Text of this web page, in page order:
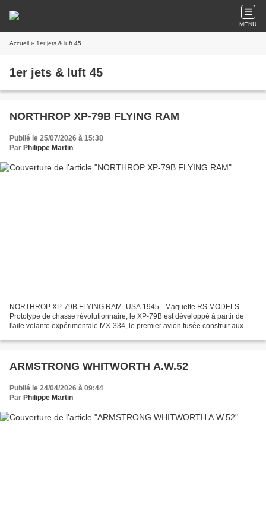
MENU
Accueil » 1er jets & luft 45
1er jets & luft 45
NORTHROP XP-79B FLYING RAM
Publié le 25/07/2026 à 15:38
Par Philippe Martin
NORTHROP XP-79B FLYING RAM- USA 1945 - Maquette RS MODELS
Prototype de chasse révolutionnaire, le XP-79B est développé à partir de
l'aile volante expérimentale MX-334, le premier avion fusée construit aux
ARMSTRONG WHITWORTH A.W.52
Publié le 24/04/2026 à 09:44
Par Philippe Martin